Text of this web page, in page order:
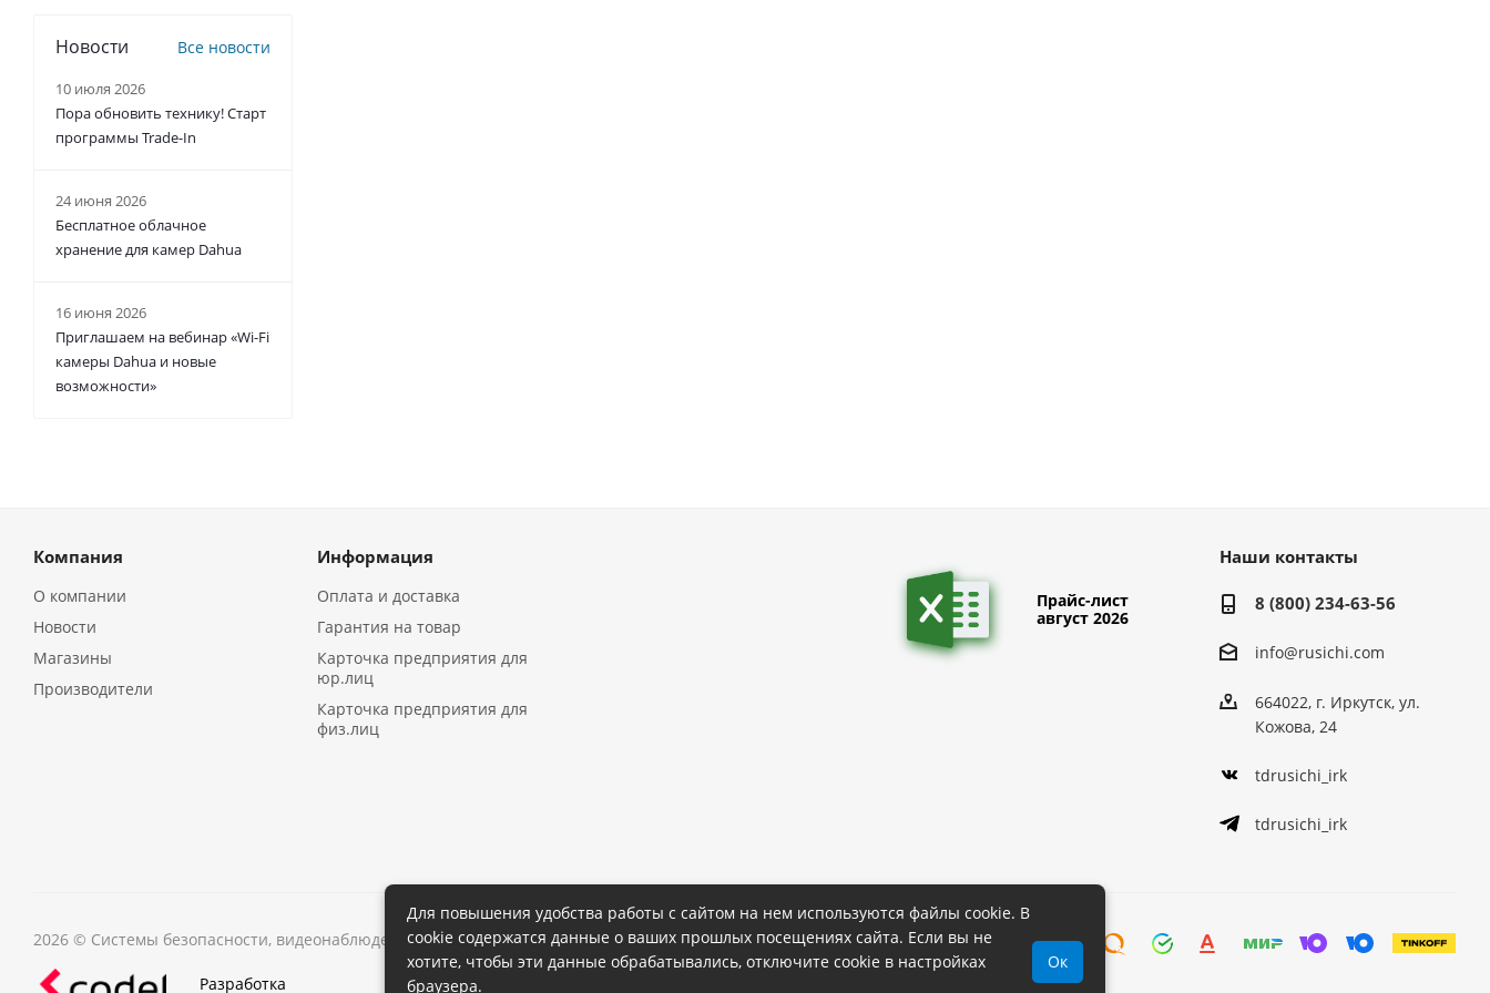
Новости Все новости
10 июля 2026
Пора обновить технику! Старт
программы Trade-In
24 июня 2026
Бесплатное облачное
хранение для камер Dahua
16 июня 2026
Приглашаем на вебинар «Wi-Fi
камеры Dahua и новые
возможности»
Компания
О компании
Новости
Магазины
Производители
Информация
Оплата и доставка
Гарантия на товар
Карточка предприятия для
юр.лиц
Карточка предприятия для
физ.лиц
Прайс-лист
август 2026
Наши контакты
8 (800) 234-63-56
info@rusichi.com
664022, г. Иркутск, ул.
Кожова, 24
tdrusichi_irk
tdrusichi_irk
2026 © Системы безопасности, видеонаблюдения в ИркутскеПолитика конфиденциальности
Разработка
Для повышения удобства работы с сайтом на нем используются файлы cookie. В
cookie содержатся данные о ваших прошлых посещениях сайта. Если вы не
хотите, чтобы эти данные обрабатывались, отключите cookie в настройках
браузера.
Ок